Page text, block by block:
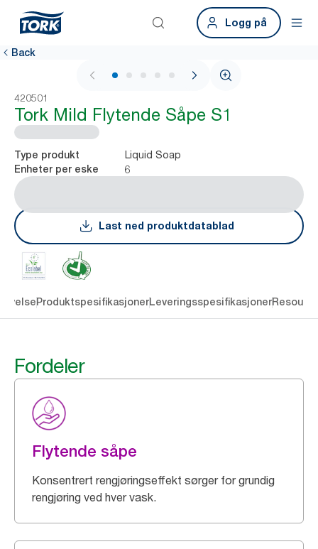
Logg på
Back
1 / 6
420501
Tork Mild Flytende Såpe S1
Type produkt Liquid Soap
Enheter per eske 6
Last ned produktdatablad
ProduktspesifikasjonerLeveringsspesifikasjoner
Fordeler
Flytende såpe
Konsentrert rengjøringseffekt sørger for grundig
rengjøring ved hver vask.